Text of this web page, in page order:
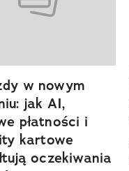
w nowym
jak AI,
płatności i
kartowe
oczekiwania